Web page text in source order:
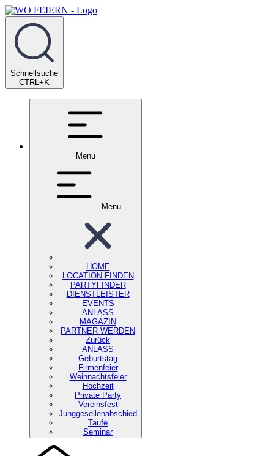
Schnellsuche
CTRL+K
Menu
Menu
HOME
LOCATION FINDEN
PARTYFINDER
DIENSTLEISTER
EVENTS
ANLASS
MAGAZIN
PARTNER WERDEN
Zurück
ANLASS
Geburtstag
Firmenfeier
Weihnachtsfeier
Hochzeit
Private Party
Vereinsfest
Junggesellenabschied
Taufe
Seminar